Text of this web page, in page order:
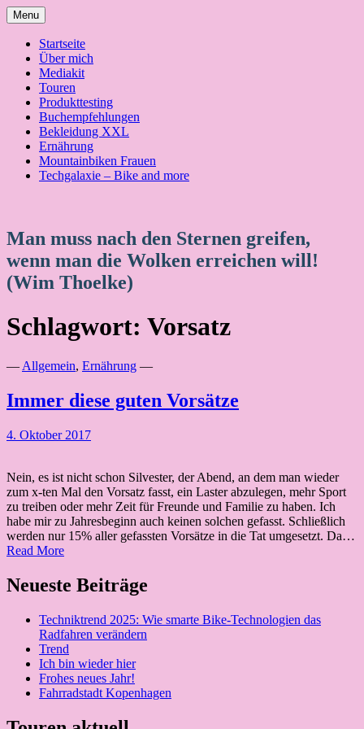
Skip
to
content
Menu
Startseite
Über mich
Mediakit
Touren
Produkttesting
Buchempfehlungen
Bekleidung XXL
Ernährung
Mountainbiken Frauen
Techgalaxie – Bike and more
Man muss nach den Sternen greifen,
wenn man die Wolken erreichen will!
(Wim Thoelke)
Schlagwort: Vorsatz
— Allgemein, Ernährung —
Immer diese guten Vorsätze
4. Oktober 2017
Nein, es ist nicht schon Silvester, der Abend, an dem man wieder
zum x-ten Mal den Vorsatz fasst, ein Laster abzulegen, mehr Sport
zu treiben oder mehr Zeit für Freunde und Familie zu haben. Ich
habe mir zu Jahresbeginn auch keinen solchen gefasst. Schließlich
werden nur 15% aller gefassten Vorsätze in die Tat umgesetzt. Da…
Read MoreImmer
guten
Vorsätze
Neueste Beiträge
Techniktrend 2025: Wie smarte Bike-Technologien das
Radfahren verändern
Trend
Ich bin wieder hier
Frohes neues Jahr!
Fahrradstadt Kopenhagen